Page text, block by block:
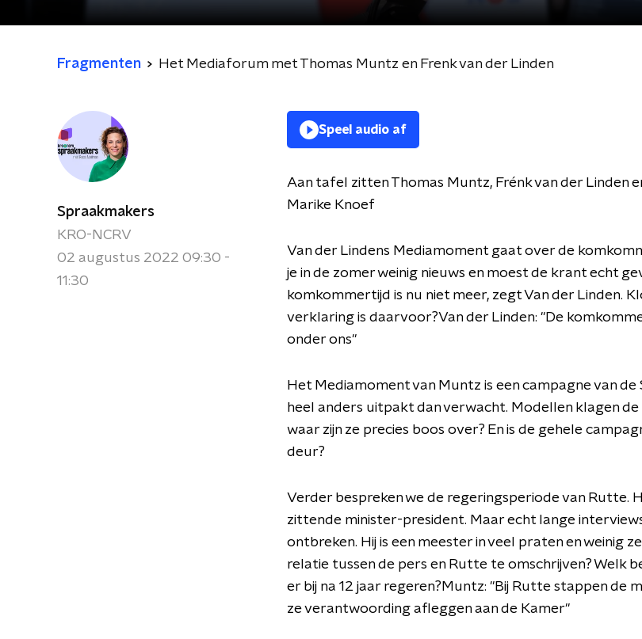
Fragmenten Het Mediaforum met Thomas Muntz en Frenk van der Linden
Spraakmakers
KRO-NCRV
02 augustus 2022 09:30 -
11:30
Speel audio af
Aan tafel zitten Thomas Muntz, Frénk van der Linden
Marike Knoef
Van der Lindens Mediamoment gaat over de
je in de zomer weinig nieuws en moest de krant echt
komkommertijd is nu niet meer, zegt Van der Linden.
verklaring is daarvoor?Van der Linden: "De
onder ons"
Het Mediamoment van Muntz is een campagne van de
heel anders uitpakt dan verwacht. Modellen klagen
waar zijn ze precies boos over? En is de gehele
deur?
Verder bespreken we de regeringsperiode van Rutte.
zittende minister-president. Maar echt lange
ontbreken. Hij is een meester in veel praten en weinig
relatie tussen de pers en Rutte te omschrijven? Welk
er bij na 12 jaar regeren?Muntz: "Bij Rutte stappen de
ze verantwoording afleggen aan de Kamer"